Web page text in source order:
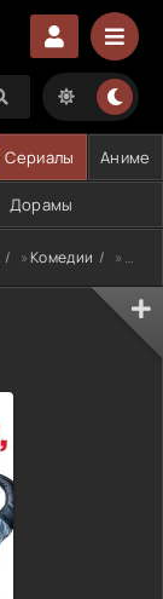
Сериалы Аниме
Дорамы
»Комедии » Женись на мне, чувак